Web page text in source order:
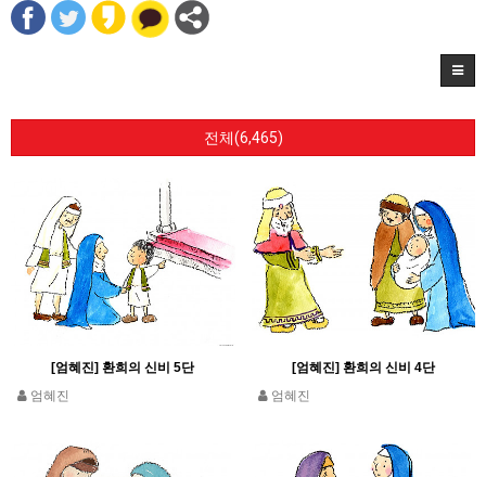
전체(6,465)
[엄혜진] 환희의 신비 5단
엄혜진
[엄혜진] 환희의 신비 4단
엄혜진